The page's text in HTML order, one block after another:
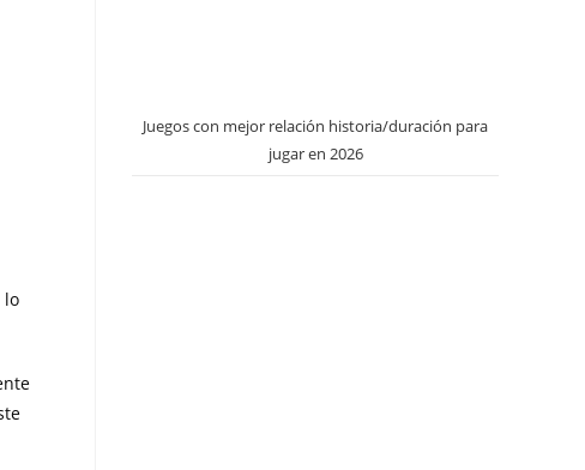
lo
Juegos con mejor relación historia/duración para
jugar en 2026